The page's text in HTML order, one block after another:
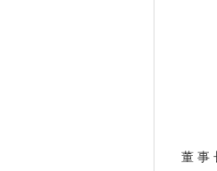
董 事